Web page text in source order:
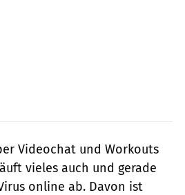
Videochat und Workouts
vieles auch und gerade
online ab. Davon ist